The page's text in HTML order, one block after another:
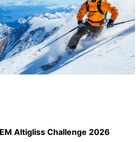
Altigliss Challenge 2026